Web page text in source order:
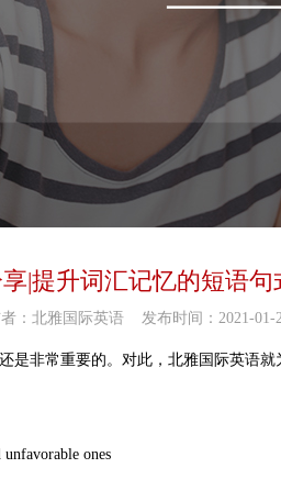
|提升词汇记忆的短语句
：北雅国际英语 发布时间：2021-01-
是非常重要的。对此，北雅国际英语
ones